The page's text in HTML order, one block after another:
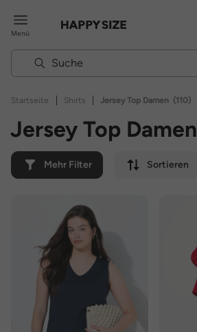
Menü
Startseite | Shirts | Jersey Top Damen (110)
Jersey Top Damen
Mehr Filter Sortieren